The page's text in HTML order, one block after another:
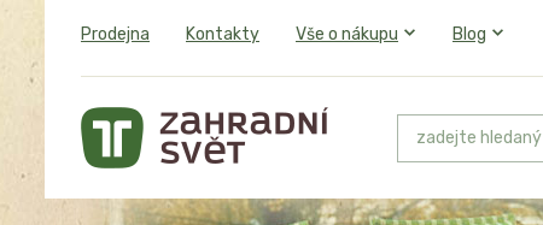
Prodejna Kontakty Vše o nákupu Blog